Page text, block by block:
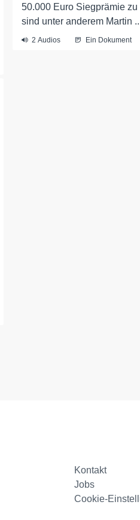
50.000 Euro Siegprämie
sind unter anderem Martin
2 Audios Ein Dokument
Kontakt
Jobs
Cookie-